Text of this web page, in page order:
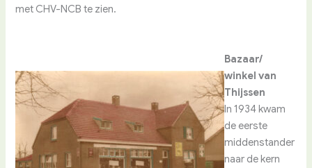
met CHV-NCB te zien.
Bazaar/
winkel van
Thijssen
In 1934 kwam
de eerste
middenstander
naar de kern